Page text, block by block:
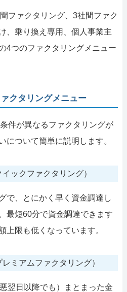
ファクタリング、3社間ファク
、乗り換え専用、個人事業主
4つのファクタリングメニュー
クタリングメニュー
件が異なるファクタリングが
について簡単に説明します。
ックファクタリング）
で、とにかく早く資金調達し
最短60分で資金調達できます
上限も低くなっています。
ミアムファクタリング）
翌日以降でも）まとまった金